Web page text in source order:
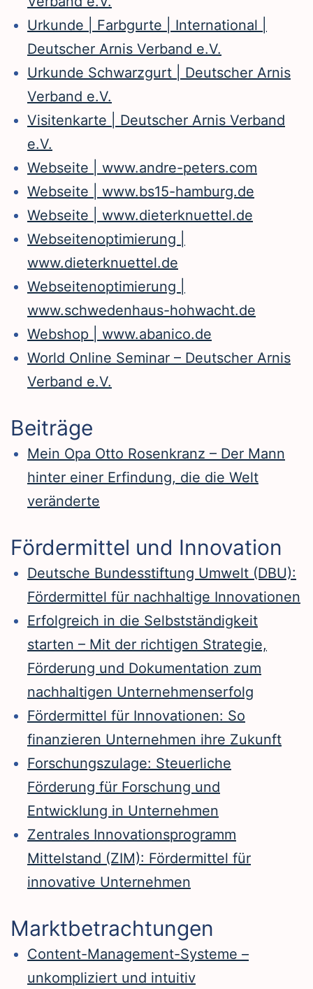
Urkunde | Farbgurte | International |
Deutscher Arnis Verband e.V.
Urkunde Schwarzgurt | Deutscher Arnis
Verband e.V.
Visitenkarte | Deutscher Arnis Verband
e.V.
Webseite | www.andre-peters.com
Webseite | www.bs15-hamburg.de
Webseite | www.dieterknuettel.de
Webseitenoptimierung |
www.dieterknuettel.de
Webseitenoptimierung |
www.schwedenhaus-hohwacht.de
Webshop | www.abanico.de
World Online Seminar – Deutscher Arnis
Verband e.V.
Beiträge
Mein Opa Otto Rosenkranz – Der Mann
hinter einer Erfindung, die die Welt
veränderte
Fördermittel und Innovation
Deutsche Bundesstiftung Umwelt (DBU):
Fördermittel für nachhaltige Innovationen
Erfolgreich in die Selbstständigkeit
starten – Mit der richtigen Strategie,
Förderung und Dokumentation zum
nachhaltigen Unternehmenserfolg
Fördermittel für Innovationen: So
finanzieren Unternehmen ihre Zukunft
Forschungszulage: Steuerliche
Förderung für Forschung und
Entwicklung in Unternehmen
Zentrales Innovationsprogramm
Mittelstand (ZIM): Fördermittel für
innovative Unternehmen
Marktbetrachtungen
Content-Management-Systeme –
unkompliziert und intuitiv